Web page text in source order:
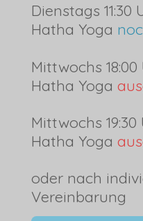
Dienstags 11:30
Hatha Yoga
Mittwochs
Hatha Yoga
Mittwochs
Hatha Yoga
oder nach
Vereinbarung